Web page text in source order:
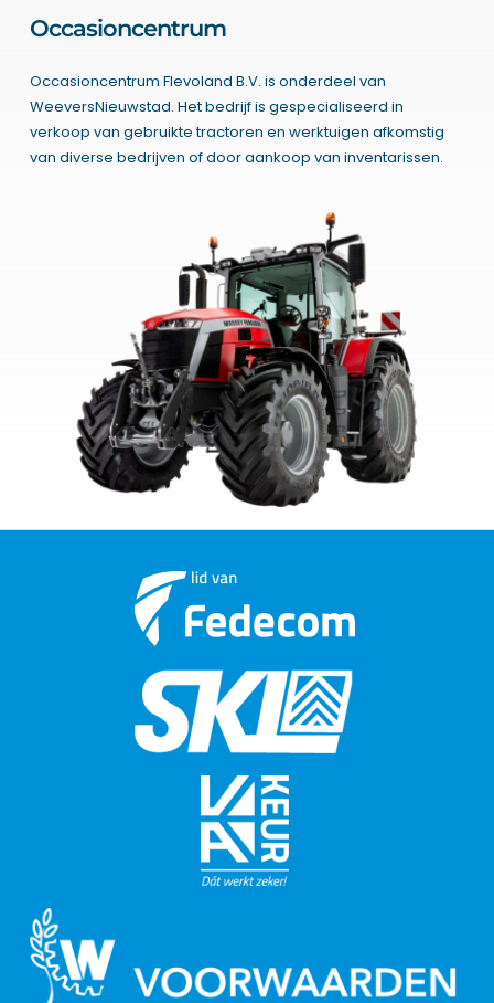
Occasioncentrum
Occasioncentrum Flevoland B.V. is onderdeel van
WeeversNieuwstad. Het bedrijf is gespecialiseerd in
verkoop van gebruikte tractoren en werktuigen afkomstig
van diverse bedrijven of door aankoop van inventarissen.